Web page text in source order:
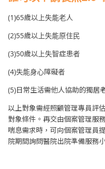
(1)65歲以上失能老人
(2)55歲以上失能原住民
(3)50歲以上失智症患者
(4)失能身心障礙者
(5)日常生活需他人協助的獨居
以上對象需經照顧管理專員評
對象條件。再交由個案管理服
喘息需求時，可向個案管理員
院期間詢問醫院出院準備服務